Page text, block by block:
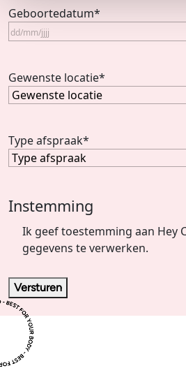
Geboortedatum*
Gewenste locatie*
Type afspraak*
Instemming
Ik geef toestemming aan Hey
gegevens te verwerken.
Versturen